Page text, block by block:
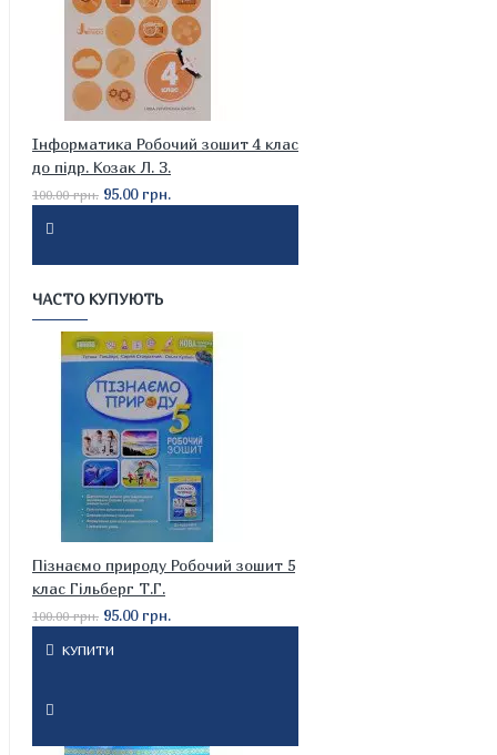
Інформатика Робочий зошит 4 клас
до підр. Козак Л. З.
100.00 грн. 95.00 грн.
ЧАСТО КУПУЮТЬ
Пізнаємо природу Робочий зошит 5
клас Гільберг Т.Г.
100.00 грн. 95.00 грн.
КУПИТИ